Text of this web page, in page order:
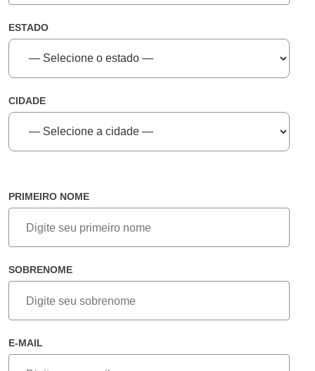
ESTADO
CIDADE
PRIMEIRO NOME
SOBRENOME
E-MAIL